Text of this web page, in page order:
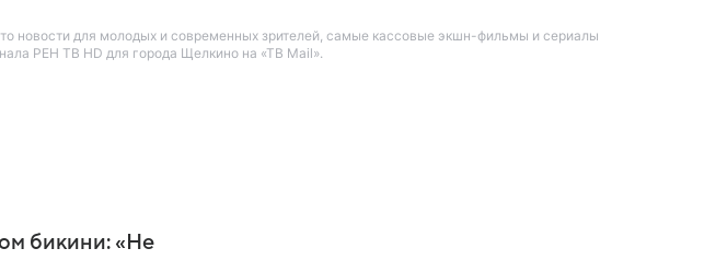
новости для молодых и современных зрителей, самые кассовые экшн-фильмы и сериалы
РЕН ТВ HD для города Щелкино на «ТВ Mail».
бикини: «Не